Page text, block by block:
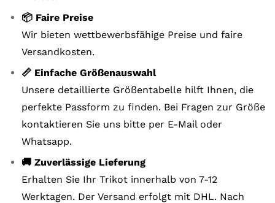
📦 Faire Preise
Wir bieten wettbewerbsfähige Preise und faire
Versandkosten.
📏 Einfache Größenauswahl
Unsere detaillierte Größentabelle hilft Ihnen, die
perfekte Passform zu finden. Bei Fragen zur Größe
kontaktieren Sie uns bitte per E-Mail oder
Whatsapp.
🚚 Zuverlässige Lieferung
Erhalten Sie Ihr Trikot innerhalb von 7-12
Werktagen. Der Versand erfolgt mit DHL. Nach